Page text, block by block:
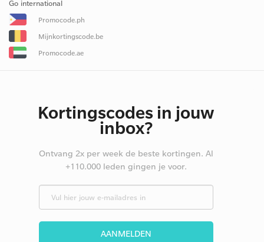
Go international
Promocode.ph
Mijnkortingscode.be
Promocode.ae
Kortingscodes in jouw
inbox?
Ontvang 2x per week de beste kortingen. Al
+110.000 leden gingen je voor.
AANMELDEN